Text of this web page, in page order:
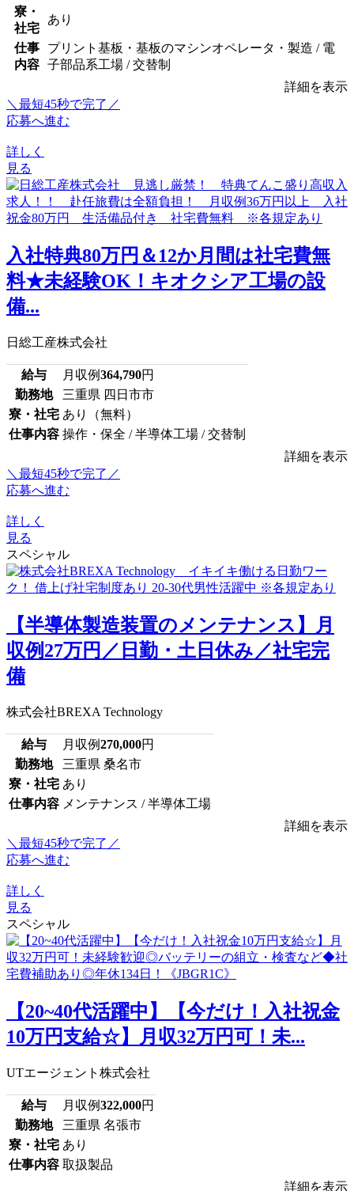
寮・
社宅
あり
仕事
内容
プリント基板・基板のマシンオペレータ・製造 / 電
子部品系工場 / 交替制
詳細を表示
＼最短45秒で完了／
応募へ進む
詳しく
見る
入社特典80万円＆12か月間は社宅費無
料★未経験OK！キオクシア工場の設
備...
日総工産株式会社
給与 月収例364,790円
勤務地
三重県 四日市市
寮・社宅 あり（無料）
仕事内容 操作・保全 / 半導体工場 / 交替制
詳細を表示
＼最短45秒で完了／
応募へ進む
詳しく
見る
スペシャル
【半導体製造装置のメンテナンス】月
収例27万円／日勤・土日休み／社宅完
備
株式会社BREXA Technology
給与 月収例270,000円
勤務地
三重県 桑名市
寮・社宅 あり
仕事内容 メンテナンス / 半導体工場
詳細を表示
＼最短45秒で完了／
応募へ進む
詳しく
見る
スペシャル
【20~40代活躍中】【今だけ！入社祝金
10万円支給☆】月収32万円可！未...
UTエージェント株式会社
給与 月収例322,000円
勤務地
三重県 名張市
寮・社宅 あり
仕事内容 取扱製品
詳細を表示